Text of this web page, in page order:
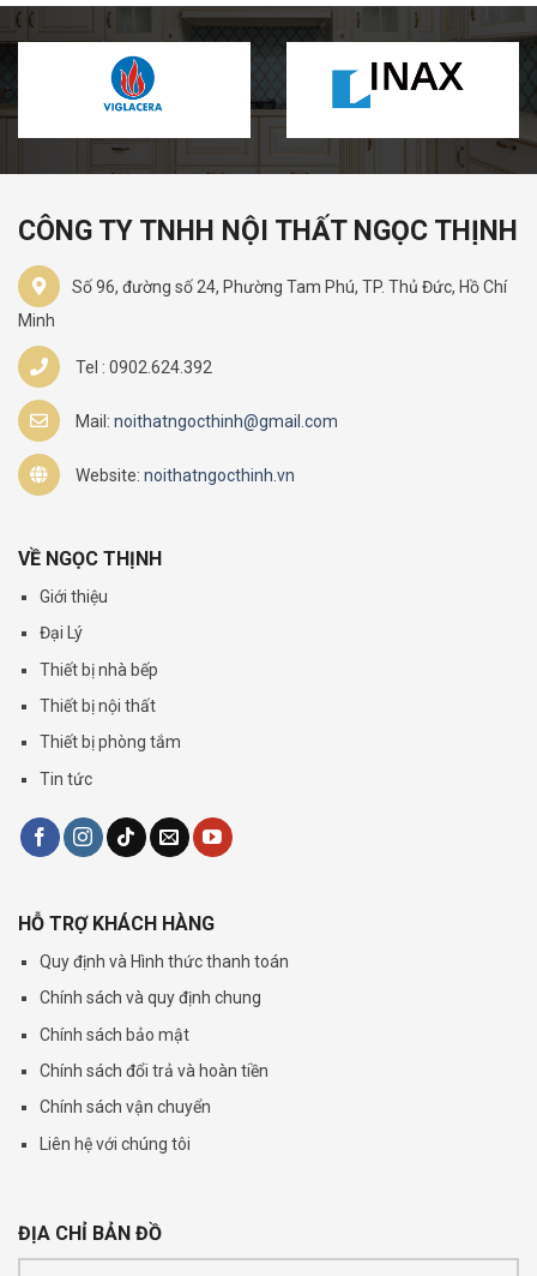
CÔNG TY TNHH NỘI THẤT NGỌC THỊNH
Số 96, đường số 24, Phường Tam Phú, TP. Thủ Đức, Hồ Chí
Minh
Tel : 0902.624.392
Mail: noithatngocthinh@gmail.com
Website: noithatngocthinh.vn
VỀ NGỌC THỊNH
Giới thiệu
Đại Lý
Thiết bị nhà bếp
Thiết bị nội thất
Thiết bị phòng tắm
Tin tức
HỖ TRỢ KHÁCH HÀNG
Quy định và Hình thức thanh toán
Chính sách và quy định chung
Chính sách bảo mật
Chính sách đổi trả và hoàn tiền
Chính sách vận chuyển
Liên hệ với chúng tôi
ĐỊA CHỈ BẢN ĐỒ